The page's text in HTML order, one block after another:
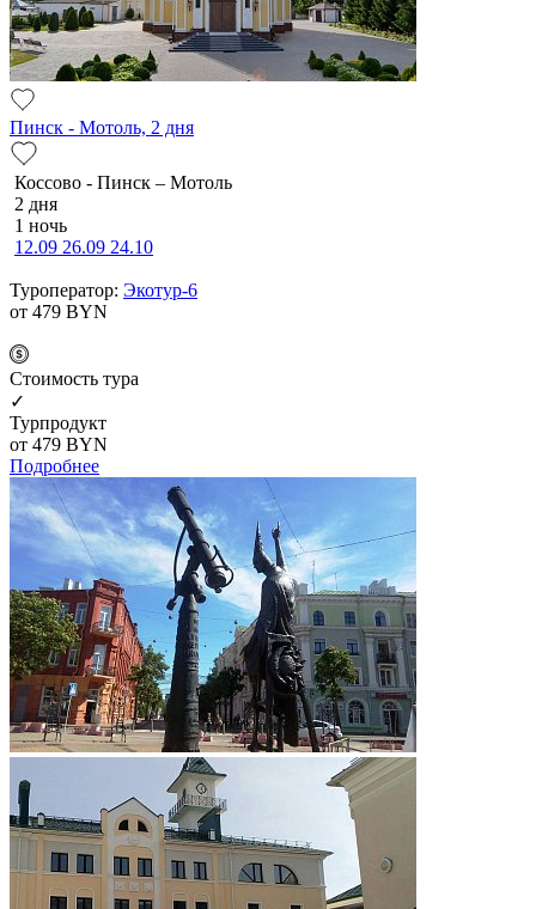
Пинск - Мотоль, 2 дня
Коссово - Пинск – Мотоль
2 дня
1 ночь
12.09 26.09 24.10
Туроператор: Экотур-6
от 479 BYN
Cтоимость тура
✓
Турпродукт
от 479 BYN
Подробнее